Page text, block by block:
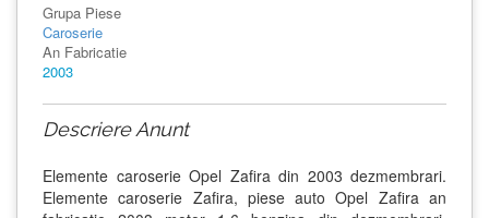
Grupa Piese
Caroserie
An Fabricatie
2003
Descriere Anunt
Elemente caroserie Opel Zafira din 2003 dezmembrari.
Elemente caroserie Zafira, piese auto Opel Zafira an